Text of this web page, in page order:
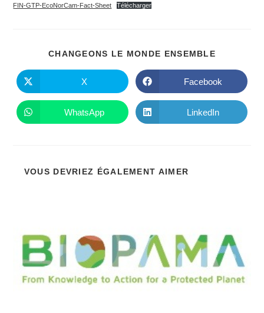
FIN-GTP-EcoNorCam-Fact-Sheet Télécharger
CHANGEONS LE MONDE ENSEMBLE
CONTENU
Ouvrir
dans
une
autre
fenêtre
X
Ouvrir
dans
une
autre
fenêtre
Facebook
Ouvrir
dans
WhatsApp
Ouvrir
dans
LinkedIn
VOUS DEVRIEZ ÉGALEMENT AIMER